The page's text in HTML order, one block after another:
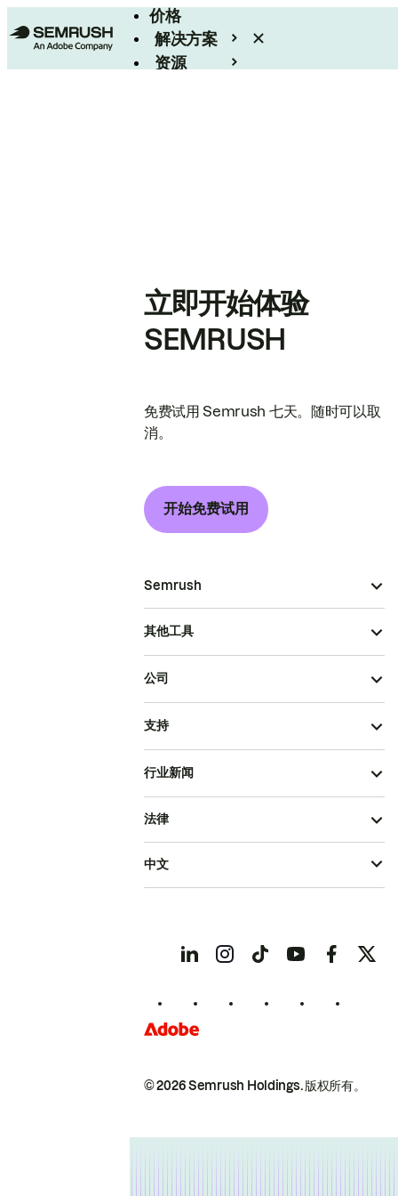
价格
解决方案
资源
立即开始体验
SEMRUSH
免费试用 Semrush 七天。随时可以取
消。
开始免费试用
Semrush
其他工具
公司
支持
行业新闻
© 2026 Semrush Holdings.版权所有。
法律
中文